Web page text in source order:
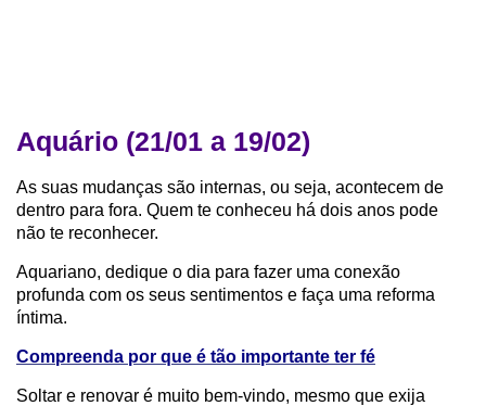
Aquário (21/01 a 19/02)
As suas mudanças são internas, ou seja, acontecem de
dentro para fora. Quem te conheceu há dois anos pode
não te reconhecer.
Aquariano, dedique o dia para fazer uma conexão
profunda com os seus sentimentos e faça uma reforma
íntima.
Compreenda por que é tão importante ter fé
Soltar e renovar é muito bem-vindo, mesmo que exija